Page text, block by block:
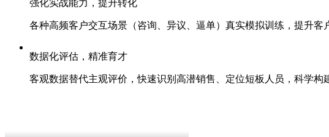
强化实战能力，提升转化
各种高频客户交互场景（咨询、异议、逼单）真实模拟训练，提升
数据化评估，精准育才
客观数据替代主观评价，快速识别高潜销售、定位短板人员，科学